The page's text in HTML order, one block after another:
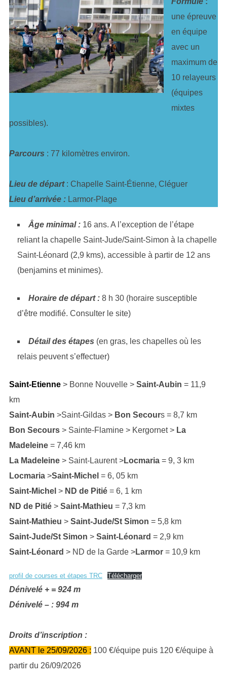
une épreuve
en équipe
avec un
maximum de
10 relayeurs
(équipes
mixtes
possibles).
Parcours : 77 kilomètres environ.
Lieu de départ : Chapelle Saint-Étienne, Cléguer
Lieu d’arrivée :Larmor-Plage
Âge minimal :16 ans. A l’exception de l’étape
reliant la chapelle Saint-Jude/Saint-Simon à la chapelle
Saint-Léonard (2,9 kms), accessible à partir de 12 ans
(benjamins et minimes).
Horaire de départ : 8 h 30 (horaire susceptible
d’être modifié. Consulter le site)
Détail des étapes (en gras, les chapelles où les
relais peuvent s’effectuer)
Saint-Etienne > Bonne Nouvelle > Saint-Aubin = 11,9
km
Saint-Aubin >Saint-Gildas > Bon Secours = 8,7 km
Bon Secours > Sainte-Flamine > Kergornet > La
Madeleine= 7,46 km
La Madeleine > Saint-Laurent >Locmaria = 9, 3 km
Locmaria >Saint-Michel = 6, 05 km
Saint-Michel > ND de Pitié = 6, 1 km
ND de Pitié > Saint-Mathieu = 7,3 km
Saint-Mathieu > Saint-Jude/St Simon = 5,8 km
Saint-Jude/St Simon > Saint-Léonard = 2,9 km
Saint-Léonard > ND de la Garde >Larmor= 10,9 km
profil de courses et étapes TRC Télécharger
Dénivelé + = 924 m
Dénivelé – : 994 m
Droits d’inscription :
AVANT le 25/09/2026 : 100 €/équipe puis 120 €/équipe à
partir du 26/09/2026